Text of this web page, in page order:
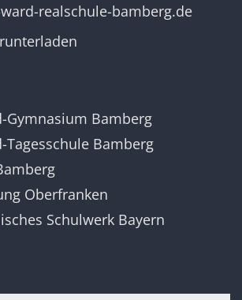
realschule-bamberg.de
Gymnasium Bamberg
Tagesschule Bamberg
Oberfranken
Schulwerk Bayern